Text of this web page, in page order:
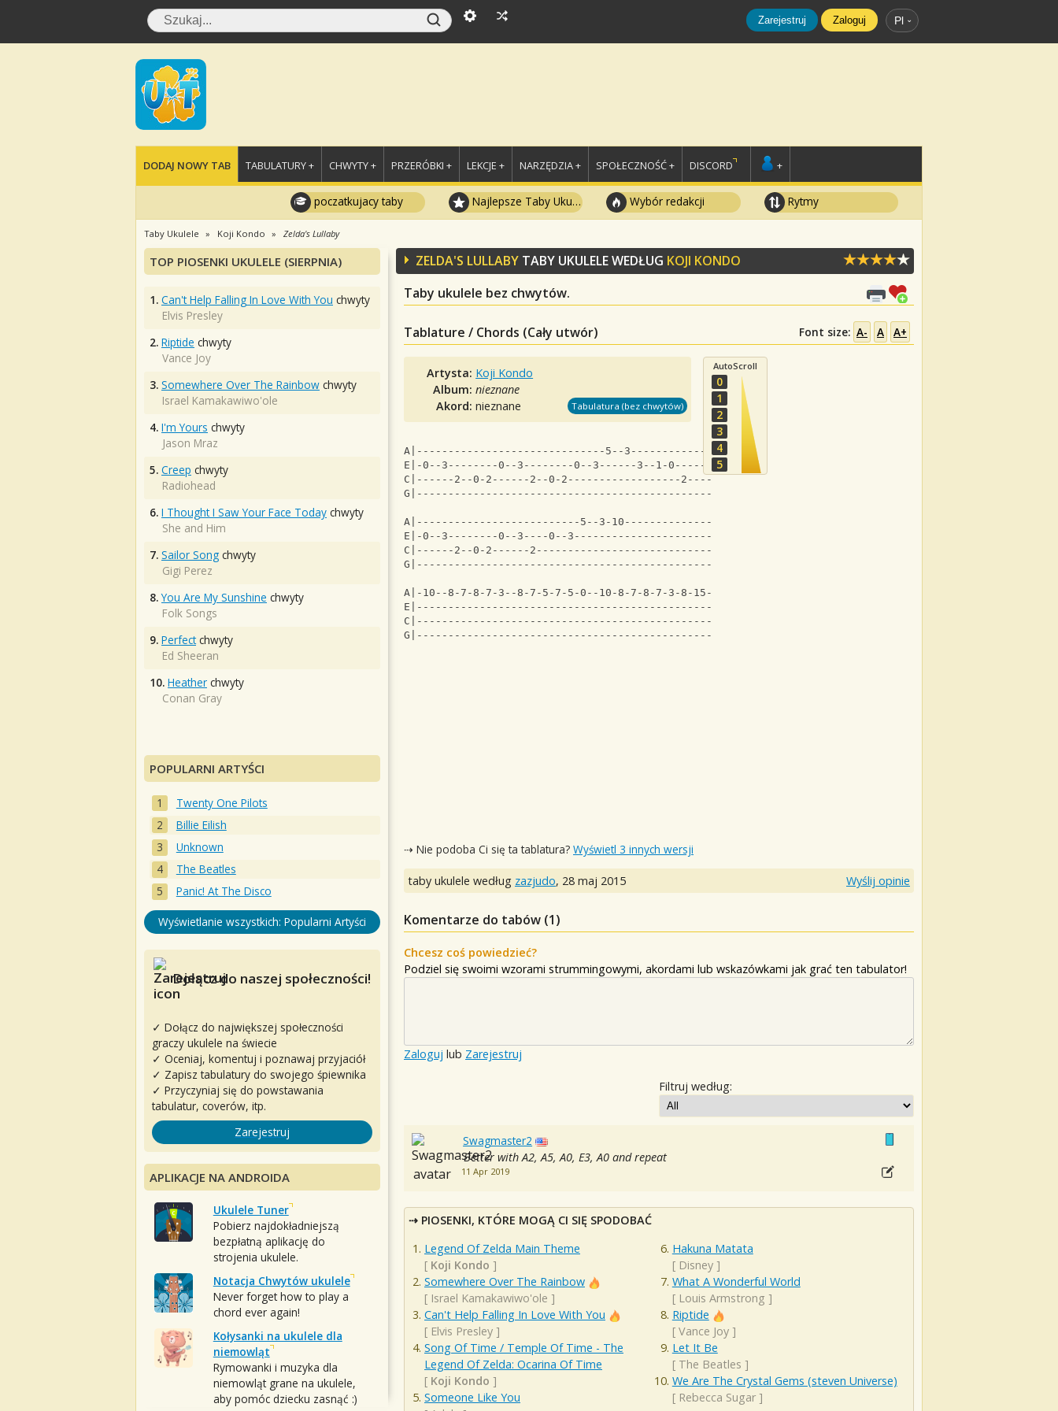
Zarejestruj Zaloguj Pl
DODAJ NOWY TAB TABULATURY + CHWYTY + PRZERÓBKI + LEKCJE + NARZĘDZIA + SPOŁECZNOŚĆ + DISCORD +
poczatkujacy taby Najlepsze Taby Ukulele Wybór redakcji Rytmy
Taby Ukulele Koji Kondo Zelda's Lullaby
ZELDA'S LULLABY TABY UKULELE WEDŁUG KOJI KONDO
Taby ukulele bez chwytów.
Tablature / Chords (Cały utwór) Font size: A- A A+
Artysta: Koji Kondo
Album:nieznane
Akord:nieznane Tabulatura (bez chwytów)
AutoScroll
0
1
2
3
4
5
A|------------------------------5--3-------------
E|-0--3--------0--3--------0--3------3--1-0------
C|------2--0-2------2--0-2------------------2----
G|-----------------------------------------------
A|--------------------------5--3-10--------------
E|-0--3--------0--3----0--3----------------------
C|------2--0-2------2----------------------------
G|-----------------------------------------------
A|-10--8-7-8-7-3--8-7-5-7-5-0--10-8-7-8-7-3-8-15-
E|-----------------------------------------------
C|-----------------------------------------------
G|-----------------------------------------------
⇢ Nie podoba Ci się ta tablatura? Wyświetl 3 innych wersji
taby ukulele według zazjudo, 28 maj 2015 Wyślij opinie
Komentarze do tabów (1)
Chcesz coś powiedzieć?
Podziel się swoimi wzorami strummingowymi, akordami lub wskazówkami jak grać ten tabulator!
Zaloguj lub Zarejestruj
Filtruj według:
Swagmaster2
Better with A2, A5, A0, E3, A0 and repeat
11 Apr 2019
PIOSENKI, KTÓRE MOGĄ CI SIĘ SPODOBAĆ
Legend Of Zelda Main Theme
[ Koji Kondo ]
Somewhere Over The Rainbow
[ Israel Kamakawiwo'ole ]
Can't Help Falling In Love With You
[ Elvis Presley ]
Song Of Time / Temple Of Time - The
Legend Of Zelda: Ocarina Of Time
[ Koji Kondo ]
Someone Like You
Hakuna Matata
[ Disney]
What A Wonderful World
[ Louis Armstrong ]
Riptide
[ Vance Joy]
Let It Be
[ The Beatles ]
We Are The Crystal Gems (steven Universe)
[ Rebecca Sugar]
TOP PIOSENKI UKULELE (SIERPNIA)
1. Can't Help Falling In Love With You chwyty
Elvis Presley
2. Riptide chwyty
Vance Joy
3. Somewhere Over The Rainbow chwyty
Israel Kamakawiwo'ole
4. I'm Yours chwyty
Jason Mraz
5. Creep chwyty
Radiohead
6. I Thought I Saw Your Face Today chwyty
She and Him
7. Sailor Song chwyty
Gigi Perez
8. You Are My Sunshine chwyty
Folk Songs
9. Perfectchwyty
Ed Sheeran
10. Heather chwyty
Conan Gray
POPULARNI ARTYŚCI
Twenty One Pilots
Billie Eilish
Unknown
The Beatles
Panic! At The Disco
Wyświetlanie wszystkich: Popularni Artyści
Dołącz do naszej społeczności!
✓ Dołącz do największej społeczności
graczy ukulele na świecie
✓ Oceniaj, komentuj i poznawaj przyjaciół
✓ Zapisz tabulatury do swojego śpiewnika
✓ Przyczyniaj się do powstawania
tabulatur, coverów, itp.
Zarejestruj
APLIKACJE NA ANDROIDA
Ukulele Tuner
Pobierz najdokładniejszą
bezpłatną aplikację do
strojenia ukulele.
Notacja Chwytów ukulele
Never forget how to play a
chord ever again!
Kołysanki na ukulele dla
niemowląt
Rymowanki i muzyka dla
niemowląt grane na ukulele,
aby pomóc dziecku zasnąć :)